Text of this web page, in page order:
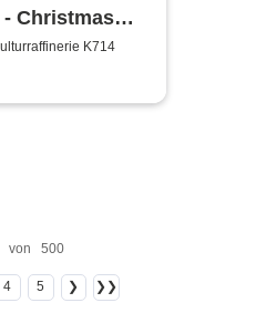
Christmas
K714
500
4 5 ❯ ❯❯